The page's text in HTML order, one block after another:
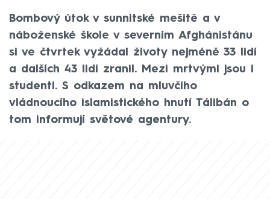
Bombový útok v sunnitské mešitě a v
náboženské škole v severním Afghánistánu
si ve čtvrtek vyžádal životy nejméně 33 lidí
a dalších 43 lidí zranil. Mezi mrtvými jsou i
studenti. S odkazem na mluvčího
vládnoucího islamistického hnutí Tálibán o
tom informují světové agentury.